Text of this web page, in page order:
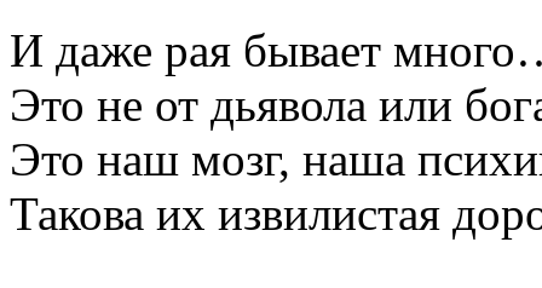
И даже рая бывает
Это не от дьявола или
Это наш мозг, наша
Такова их извилистая